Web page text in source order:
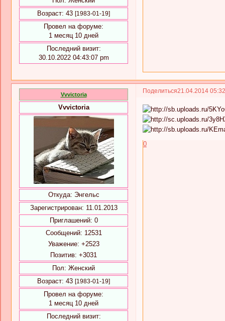
Возраст: 43 [1983-01-19]
Провел на форуме:
1 месяц 10 дней
Последний визит:
30.10.2022 04:43:07 pm
Поделиться21.04.2014
Vvvictoria
Vvvictoria
Откуда: Энгельс
Зарегистрирован: 11.01.2013
Приглашений: 0
Сообщений: 12531
Уважение: +2523
Позитив: +3031
Пол: Женский
Возраст: 43 [1983-01-19]
Провел на форуме:
1 месяц 10 дней
Последний визит:
0